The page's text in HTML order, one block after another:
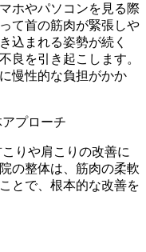
ホやパソコンを見る際
て首の筋肉が緊張しや
込まれる姿勢が続く
良を引き起こします。
慢性的な負担がかか
プローチ
りや肩こりの改善に
の整体は、筋肉の柔軟
とで、根本的な改善を